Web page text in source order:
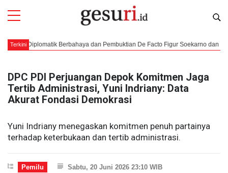
Terkini Berbahaya dan Pembuktian De Facto Figur Soekarno dan Moh. Hatta
DPC PDI Perjuangan Depok Komitmen Jaga
Tertib Administrasi, Yuni Indriany: Data
Akurat Fondasi Demokrasi
Yuni Indriany menegaskan komitmen penuh partainya
terhadap keterbukaan dan tertib administrasi.
Pemilu
Sabtu, 20 Juni 2026 23:10 WIB